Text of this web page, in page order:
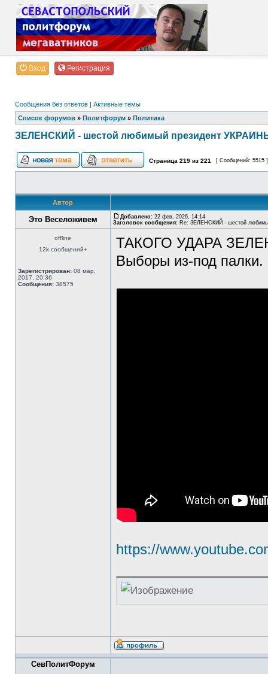
Вход Регистрация
Сообщения без ответов | Активные темы
Список форумов » Политфорум » Политика
ЗЕЛЕНСКИЙ - шестой любимый президент
Страница 219 из 221 [ Сообщений: 5515
Автор
Это Веселоживем Добавлено: 22 фев, 2026, 14:14
Заголовок сообщения: Re: ЗЕЛЕНСКИЙ - шестой
offline
12k сообщений+
Зарегистрирован: 08 мар,
2017, 20:36
Сообщения: 38575
ТАКОГО УДАРА
Выборы из-под
https://
СевПолитФорум